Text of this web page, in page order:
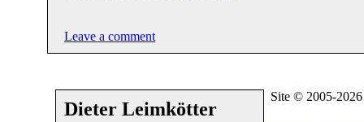
Leave a comment
Dieter Leimkötter
Site © 2005-2026